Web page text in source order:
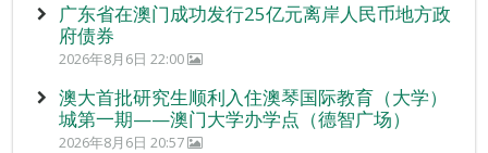
广东省在澳门成功发行25亿元离岸人民币地方政
府债券
2026年8月6日 22:00
澳大首批研究生顺利入住澳琴国际教育（大学）
城第一期——澳门大学办学点（德智广场）
2026年8月6日 20:57